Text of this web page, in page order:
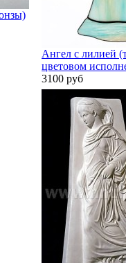
Ангел с лилией
цветовом
3100 руб